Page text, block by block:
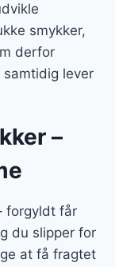
smykker,
derfor
lever
–
forgyldt får
du slipper for
at få fragtet